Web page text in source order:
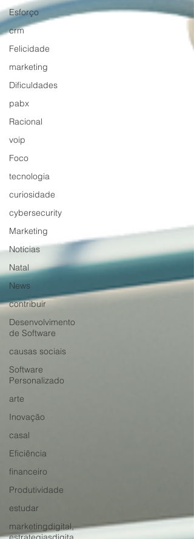
Esforço
crm
Felicidade
marketing
Dificuldades
pabx
Racional
voip
Foco
tecnologia
curiosidade
cybersecurity
Marketing
Notícias
Natal
News
contribuir
Desenvolvimento
de Software
causas sociais
Software
Personalizado
arte
Inovação
casal
Eficiência
financeiro
Produtividade
estudar
marketingdigital,